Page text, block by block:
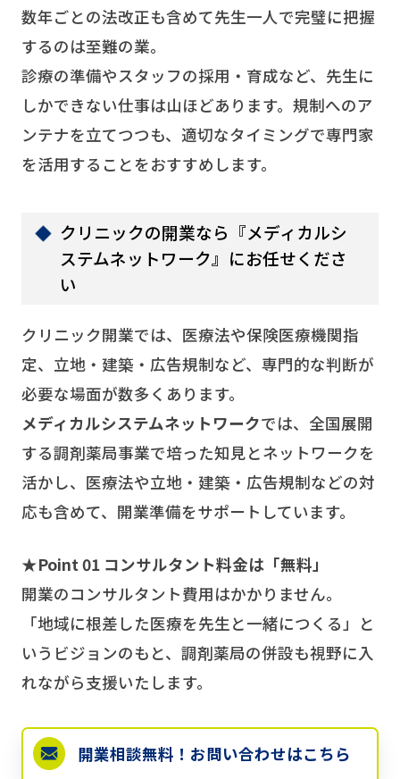
数年ごとの法改正も含めて先生一人で完璧に把握
するのは至難の業。
診療の準備やスタッフの採用・育成など、先生に
しかできない仕事は山ほどあります。規制へのア
ンテナを立てつつも、適切なタイミングで専門家
を活用することをおすすめします。
クリニックの開業なら『メディカルシ
ステムネットワーク』にお任せくださ
い
クリニック開業では、医療法や保険医療機関指
定、立地・建築・広告規制など、専門的な判断が
必要な場面が数多くあります。
メディカルシステムネットワークでは、全国展開
する調剤薬局事業で培った知見とネットワークを
活かし、医療法や立地・建築・広告規制などの対
応も含めて、開業準備をサポートしています。
★Point 01 コンサルタント料金は「無料」
開業のコンサルタント費用はかかりません。
「地域に根差した医療を先生と一緒につくる」と
いうビジョンのもと、調剤薬局の併設も視野に入
れながら支援いたします。
★Point 02 開業準備のすべてを任せられる「ワン
ストップ体制」
開業相談無料！ お問い合わせはこちら